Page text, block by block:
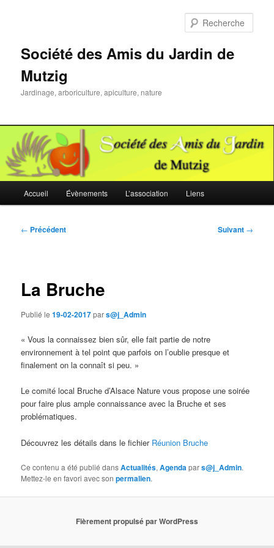
Société des Amis du Jardin de
Mutzig
Jardinage, arboriculture, apiculture, nature
principal
Accueil Évènements L’association Liens
Navigation
← Précédent Suivant →
La Bruche
Publié le19-02-2017pars@j_Admin
« Vous la connaissez bien sûr, elle fait partie de notre
environnement à tel point que parfois on l’oublie presque et
finalement on la connaît si peu. »
Le comité local Bruche d’Alsace Nature vous propose une soirée
pour faire plus ample connaissance avec la Bruche et ses
problématiques.
Découvrez les détails dans le fichier Réunion Bruche
Ce contenu a été publié dansActualités,Agendapars@j_Admin.
Mettez-le en favori avec sonpermalien.
Fièrement propulsé par WordPress